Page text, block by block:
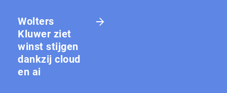
Wolters
Kluwer ziet
winst stijgen
dankzij cloud
en ai